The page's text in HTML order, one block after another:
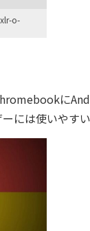
o-
に
には使いやすい